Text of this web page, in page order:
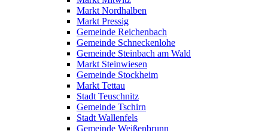
Markt Nordhalben
Markt Pressig
Gemeinde Reichenbach
Gemeinde Schneckenlohe
Gemeinde Steinbach am Wald
Markt Steinwiesen
Gemeinde Stockheim
Markt Tettau
Stadt Teuschnitz
Gemeinde Tschirn
Stadt Wallenfels
Gemeinde Weißenbrunn